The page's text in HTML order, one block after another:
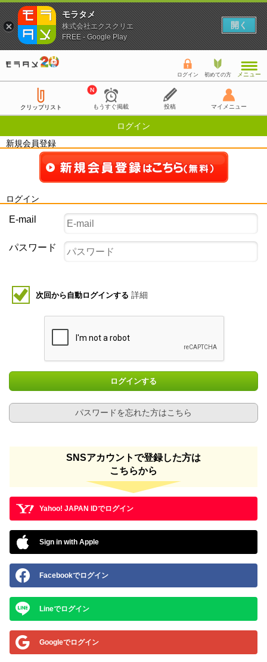
ログイン 初めての方 メニュー
クリップリスト もうすぐ掲載 投稿 マイメニュー
ログイン
新規会員登録
ログイン
E-mail
パスワード
次回から自動ログインする 詳細
ログインする
パスワードを忘れた方はこちら
SNSアカウントで登録した方は
こちらから
Yahoo! JAPAN IDでログイン
Sign in with Apple
Facebookでログイン
Lineでログイン
Googleでログイン
モラタメ
株式会社エクスクリエ
FREE - Google Play
開く